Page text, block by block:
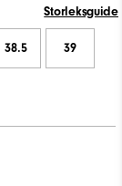
Storleksguide
38.5 39